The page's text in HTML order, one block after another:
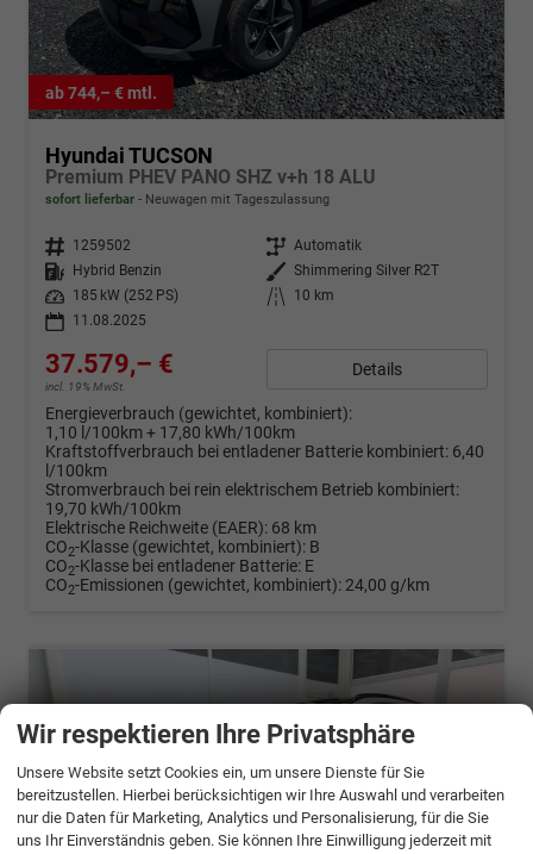
ab 744,– € mtl.
Hyundai TUCSON
Premium PHEV PANO SHZ v+h 18 ALU
sofort lieferbar Neuwagen mit Tageszulassung
Fahrzeugnr. 1259502 Getriebe Automatik
Kraftstoff
Hybrid Benzin Außenfarbe Shimmering Silver R2T
Leistung
185 kW (252 PS) Kilometerstand
10 km
11.08.2025
37.579,– €
incl. 19% MwSt.
Details
Energieverbrauch (gewichtet, kombiniert):
1,10 l/100km + 17,80 kWh/100km
Kraftstoffverbrauch bei entladener Batterie kombiniert: 6,40
l/100km
Stromverbrauch bei rein elektrischem Betrieb kombiniert:
19,70 kWh/100km
Elektrische Reichweite (EAER): 68 km
CO2-Klasse (gewichtet, kombiniert): B
CO2-Klasse bei entladener Batterie: E
CO2-Emissionen (gewichtet, kombiniert): 24,00 g/km
Wir respektieren Ihre Privatsphäre
Unsere Website setzt Cookies ein, um unsere Dienste für Sie
bereitzustellen. Hierbei berücksichtigen wir Ihre Auswahl und verarbeiten
nur die Daten für Marketing, Analytics und Personalisierung, für die Sie
uns Ihr Einverständnis geben. Sie können Ihre Einwilligung jederzeit mit